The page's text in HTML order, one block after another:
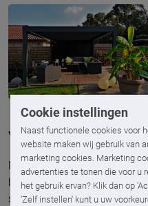
Cookie instellingen
Naast functionele cookies voor
website maken wij gebruik van
marketing cookies. Marketing
advertenties te tonen die voor u
het gebruik ervan? Klik dan op
'Zelf instellen' kunt u uw
Vergroot je
Met een terrasoverkapping
buiten zitten, je vergroot ook
stijlvolle manier. Zeg maar